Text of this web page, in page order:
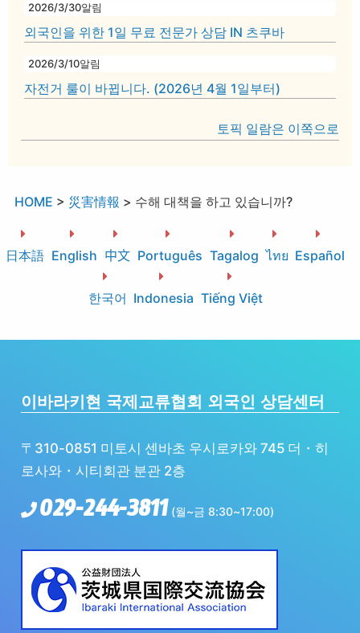
2026/3/30알림
외국인을 위한 1일 무료 전문가 상담 IN 츠쿠바
2026/3/10알림
자전거 룰이 바뀝니다. (2026년 4월 1일부터)
토픽 일람은 이쪽으로
HOME > 災害情報 > 수해 대책을 하고 있습니까?
日本語 English 中文 Português Tagalog ไทย Español
한국어 Indonesia Tiếng Việt
이바라키현 국제교류협회 외국인 상담센터
〒310-0851 미토시 센바초 우시로카와 745 더・히
로사와・시티회관 분관 2층
029-244-3811 (월~금 8:30~17:00)